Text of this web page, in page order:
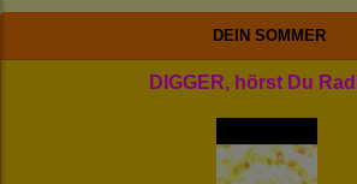
DEIN SOMMER
DIGGER, hörst Du